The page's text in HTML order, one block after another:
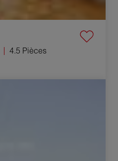
4.5 Pièces